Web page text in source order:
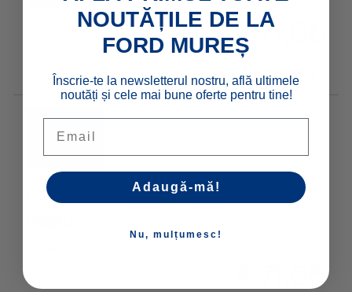
1892572
€ 71,06
Vezi detalii
Covoraşe premium, velur faţă,
€ 71,06
NOUTĂȚILE DE LA
FORD MUREȘ
Înscrie-te la newsletterul nostru, află ultimele
noutăți și cele mai bune oferte pentru tine!
Adaugă-mă!
Nu, mulțumesc!